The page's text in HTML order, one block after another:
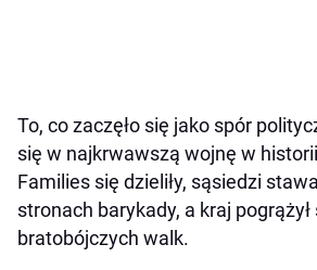
To, co zaczęło się jako spór
się w najkrwawszą wojnę w
Families się dzieliły, sąsiedzi
stronach barykady, a kraj
bratobójczych walk.